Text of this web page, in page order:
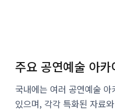
주요 공연예술 아
국내에는 여러 공연예술
있으며, 각각 특화된 자료